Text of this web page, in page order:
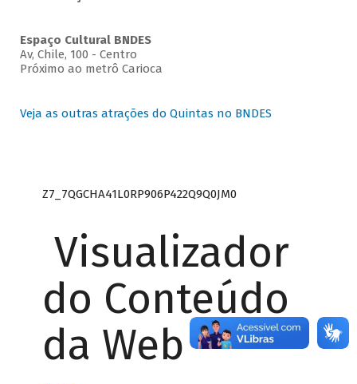
Espaço Cultural BNDES
Av, Chile, 100 - Centro
Próximo ao metrô Carioca
Veja as outras atrações do Quintas no BNDES
Z7_7QGCHA41L0RP906P422Q9Q0JM0
Visualizador
do Conteúdo
da Web